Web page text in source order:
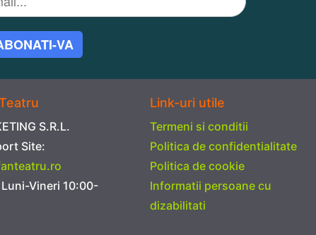
VA
S.R.L.
Site:
Vineri 10:00-
Link-uri utile
Termeni si conditii
Politica de confidentialitate
Politica de cookie
Informatii persoane cu
dizabilitati